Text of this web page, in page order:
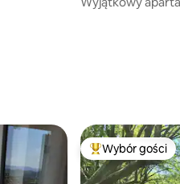
Wybór gości